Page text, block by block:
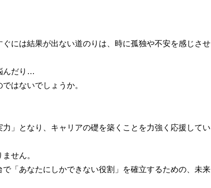
には結果が出ない道のりは、時に孤独や不安を感じさせ
んだり…
はないでしょうか。
」となり、キャリアの礎を築くことを力強く応援してい
せん。
「あなたにしかできない役割」を確立するための、未来